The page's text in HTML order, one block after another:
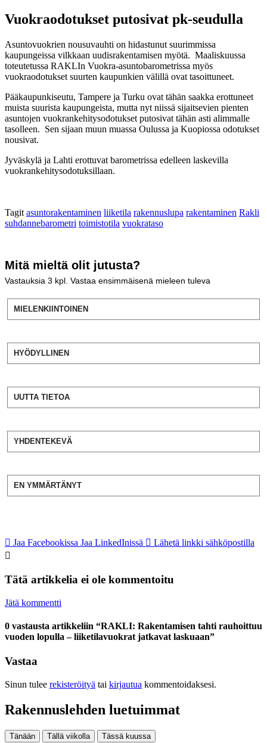
Vuokraodotukset putosivat pk-seudulla
Asuntovuokrien nousuvauhti on hidastunut suurimmissa
kaupungeissa vilkkaan uudisrakentamisen myötä. Maaliskuussa
toteutetussa RAKLIn Vuokra-asuntobarometrissa myös
vuokraodotukset suurten kaupunkien välillä ovat tasoittuneet.
Pääkaupunkiseutu, Tampere ja Turku ovat tähän saakka erottuneet
muista suurista kaupungeista, mutta nyt niissä sijaitsevien pienten
asuntojen vuokrankehitysodotukset putosivat tähän asti alimmalle
tasolleen. Sen sijaan muun muassa Oulussa ja Kuopiossa odotukset
nousivat.
Jyväskylä ja Lahti erottuvat barometrissa edelleen laskevilla
vuokrankehitysodotuksillaan.
Tagit asuntorakentaminen liiketila rakennuslupa rakentaminen Rakli
suhdannebarometri toimistotila vuokrataso
Mitä mieltä olit jutusta?
Vastauksia 3 kpl. Vastaa ensimmäisenä mieleen tuleva
MIELENKIINTOINEN
HYÖDYLLINEN
UUTTA TIETOA
YHDENTEKEVÄ
EN YMMÄRTÄNYT
Jaa Facebookissa Jaa LinkedInissä Lähetä linkki sähköpostilla
Tätä artikkelia ei ole kommentoitu
Jätä kommentti
0 vastausta artikkeliin “RAKLI: Rakentamisen tahti rauhoittuu
vuoden lopulla – liiketilavuokrat jatkavat laskuaan”
Vastaa
Sinun tulee rekisteröityä tai kirjautua kommentoidaksesi.
Rakennuslehden luetuimmat
Tänään Tällä viikolla Tässä kuussa